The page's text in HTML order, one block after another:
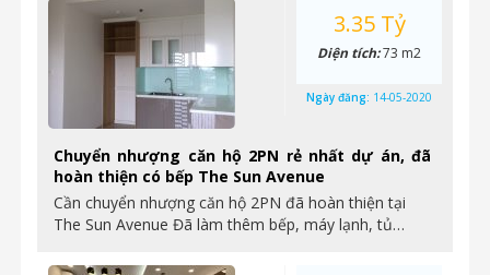
Chuyển nhượng căn hộ 2PN rẻ nhất dự án, đã
hoàn thiện có bếp The Sun Avenue
Cần chuyển nhượng căn hộ 2PN đã hoàn thiện tại
The Sun Avenue Đã làm thêm bếp, máy lạnh, tủ…
3.35 Tỷ
Diện tích:73 m2
Ngày đăng: 14-05-2020